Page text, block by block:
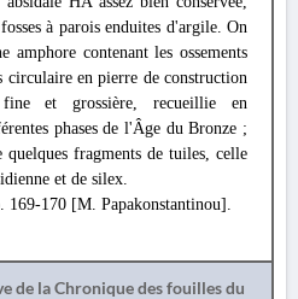
à parois enduites d'argile. On
amphore contenant les ossements
circulaire en pierre de construction
et grossière, recueillie en
phases de l'Âge du Bronze ;
quelques fragments de tuiles, celle
et de silex.
170 [M. Papakonstantinou].
de la Chronique des fouilles du